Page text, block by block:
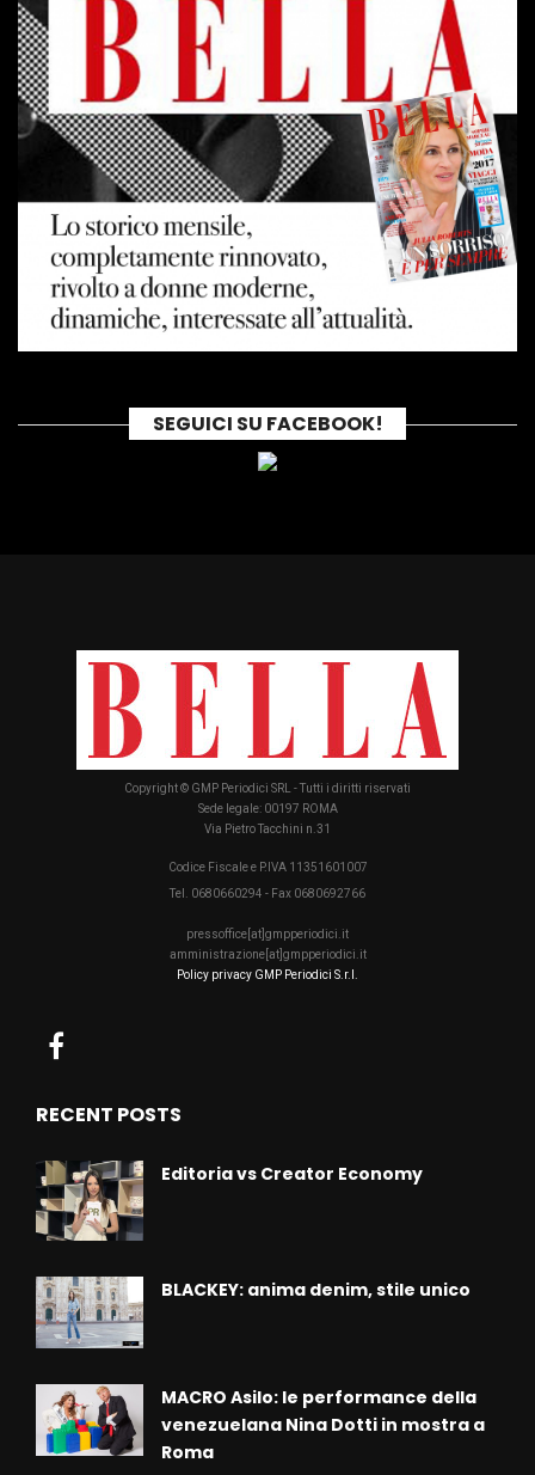
SEGUICI SU FACEBOOK!
Copyright © GMP Periodici SRL - Tutti i diritti riservati
Sede legale: 00197 ROMA
Via Pietro Tacchini n.31
Codice Fiscale e P.IVA 11351601007
Tel. 0680660294 - Fax 0680692766
pressoffice[at]gmpperiodici.it
amministrazione[at]gmpperiodici.it
Policy privacy GMP Periodici S.r.l.
RECENT POSTS
Editoria vs Creator Economy
BLACKEY: anima denim, stile unico
MACRO Asilo: le performance della
venezuelana Nina Dotti in mostra a
Roma